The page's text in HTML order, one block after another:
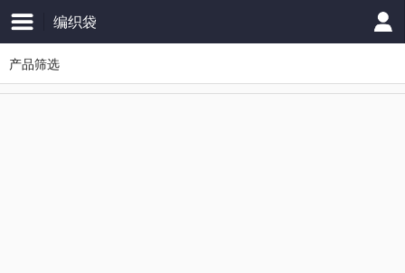
编织袋
产品筛选